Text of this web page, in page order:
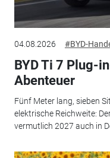
04.08.2026 #BYD-
BYD Ti 7 Plug-
Abenteuer
Fünf Meter lang, sieben
elektrische Reichweite:
vermutlich 2027 auch in